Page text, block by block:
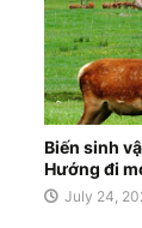
Biến sinh
Hướng đi
July 24,